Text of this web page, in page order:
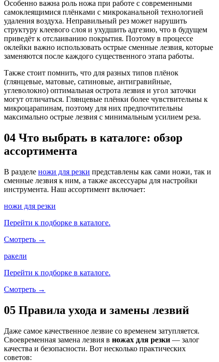
Особенно важна роль ножа при работе с современными
самоклеящимися плёнками с микроканальной технологией
удаления воздуха. Неправильный рез может нарушить
структуру клеевого слоя и ухудшить адгезию, что в будущем
приведёт к отслаиванию покрытия. Поэтому в процессе
оклейки важно использовать острые сменные лезвия, которые
заменяются после каждого существенного этапа работы.
Также стоит помнить, что для разных типов плёнок
(глянцевые, матовые, сатиновые, антигравийные,
углеволокно) оптимальная острота лезвия и угол заточки
могут отличаться. Глянцевые плёнки более чувствительны к
микроцарапинам, поэтому для них предпочтительны
максимально острые лезвия с минимальным усилием реза.
04 Что выбрать в каталоге: обзор
ассортимента
В разделе ножи для резки представлены как сами ножи, так и
сменные лезвия к ним, а также аксессуары для настройки
инструмента. Наш ассортимент включает:
ножи для резки
Перейти к подборке в каталоге.
Смотреть →
ракели
Перейти к подборке в каталоге.
Смотреть →
05 Правила ухода и замены лезвий
Даже самое качественное лезвие со временем затупляется.
Своевременная замена лезвия в ножах для резки — залог
качества и безопасности. Вот несколько практических
советов: